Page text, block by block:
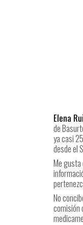
Elena
de
ya casi
desde el
Me
No
comisión